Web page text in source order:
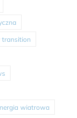
transition
wiatrowa